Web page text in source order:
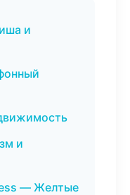
и
и
— Желтые